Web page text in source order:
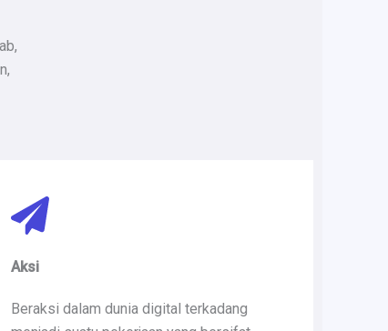
Aksi
Beraksi dalam dunia digital terkadang